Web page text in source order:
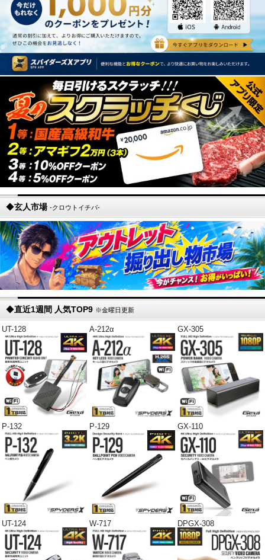
◆玄人市場 -クロウトイチバ-
◆直近1週間 人気TOP9 ※金曜日更新
UT-128 A-212α GX-305
P-132 P-129 GX-110
UT-124 W-717 DPGX-308